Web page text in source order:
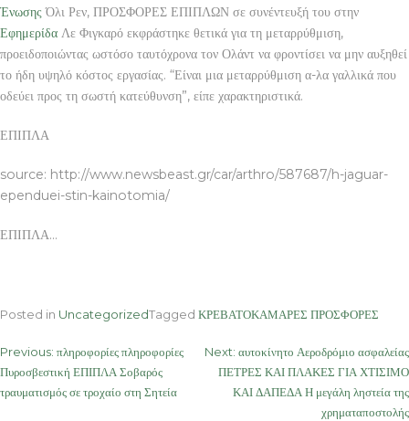
Ένωσης Όλι Ρεν, ΠΡΟΣΦΟΡΕΣ ΕΠΙΠΛΩΝ σε συνέντευξή του στην
Εφημερίδα Λε Φιγκαρό εκφράστηκε θετικά για τη μεταρρύθμιση,
προειδοποιώντας ωστόσο ταυτόχρονα τον Ολάντ να φροντίσει να μην αυξηθεί
το ήδη υψηλό κόστος εργασίας. “Είναι μια μεταρρύθμιση α-λα γαλλικά που
οδεύει προς τη σωστή κατεύθυνση”, είπε χαρακτηριστικά.
ΕΠΙΠΛΑ
source: http://www.newsbeast.gr/car/arthro/587687/h-jaguar-
ependuei-stin-kainotomia/
ΕΠΙΠΛΑ…
Posted in UncategorizedTagged ΚΡΕΒΑΤΟΚΑΜΑΡΕΣ ΠΡΟΣΦΟΡΕΣ
Post
navigation
Previous: πληροφορίες πληροφορίες
Πυροσβεστική ΕΠΙΠΛΑ Σοβαρός
τραυματισμός σε τροχαίο στη Σητεία
Next: αυτοκίνητο Αεροδρόμιο ασφαλείας
ΠΕΤΡΕΣ ΚΑΙ ΠΛΑΚΕΣ ΓΙΑ ΧΤΙΣΙΜΟ
ΚΑΙ ΔΑΠΕΔΑ Η μεγάλη ληστεία της
χρηματαποστολής